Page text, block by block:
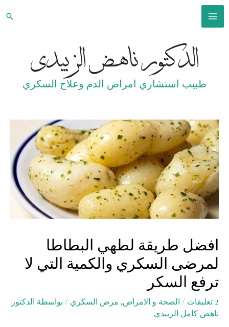
تخطي
MAIN
MENU
الدكتور ناهض الزبيدي
طبيب استشاري امراض الدم وعلاج السكري
افضل طريقة لطهي البطاطا
لمرضى السكري والكمية التي لا
ترفع السكر
2 تعليقات / الصحة و الامراض, مرض السكري / بواسطة الدكتور
ناهض كامل الزبيدي